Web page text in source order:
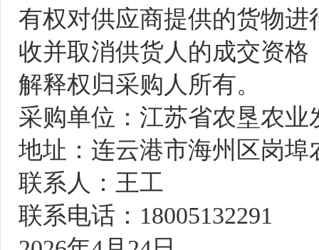
有权对供应商提供的货物
收并取消供货人的成交资
解释权归采购人所有。
采购单位：江苏省农垦农
地址：连云港市海州区岗埠
联系人：王工
联系电话： 18005132291